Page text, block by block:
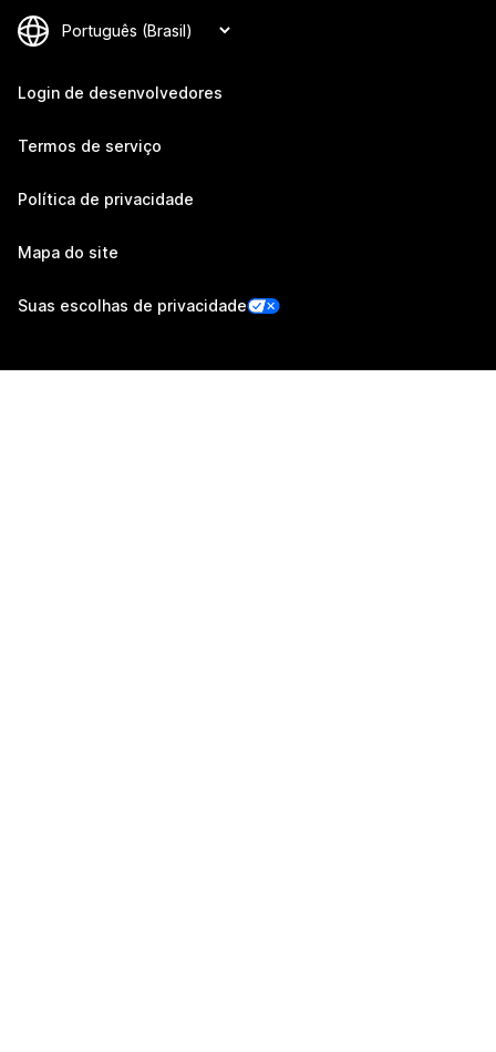
Login de desenvolvedores
Termos de serviço
Política de privacidade
Mapa do site
Suas escolhas de privacidade